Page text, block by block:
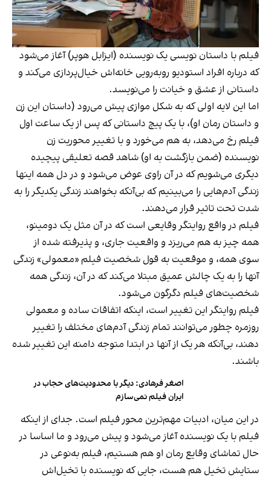
فیلم با داستان نویسی یک نویسنده (ایزابل هوپر) آغاز می‌شود
که درباره افراد استودیو روبه‌رویی خانه‌اش خیال‌پردازی می‌کند و
داستانی از عشق و خیانت را می‌نویسد.
اما این لایه اولی که به شکل موازی پیش می‌رود (داستان این زن
و داستان رمان او)، با یک پیچ داستانی که پس از یک ساعت اول
فیلم رخ می‌دهد، به هم می‌خورد و با تغییر محوریت زن
نویسنده (ضمن بازگشت به او) شاهد قصه تعلیقی پیچیده
دیگری می‌شویم که در آن راوی عوض می‌شود و در دل همه اینها
زندگی آدم‌هایی را می‌بینیم که بی‌آنکه بخواهند زندگی یکدیگر را به
شدت تحت تاثیر قرار می‌دهند.
فیلم در واقع روایتگر وقایعی است که در آن مثل یک دومینو،
همه چیز به هم می‌ریزد و واقعیت جاری، و پذیرفته شده از
سوی همه، و موقعیت به قول شخصیت فیلم «معمولی» زندگی
آنها را به یک چالش عمیق مبتلا می‌کند که در آن، زندگی همه
شخصیت‌های فیلم دگرگون می‌شود.
فیلم روایتگر این تغییر است، اینکه اتفاقات ساده و معمولی
روزمره چطور می‌توانند تمام زندگی آدم‌های مختلف را تغییر
دهند، بی‌آنکه هر یک از آنها در ابتدا متوجه دامنه این تغییر شده
باشند.
اصغر فرهادی: دیگر با محدودیت‌های حجاب در
ایران فیلم نمی‌سازم
در این میان، ادبیات مهم‌ترین محور فیلم است. جدای از اینکه
فیلم با یک نویسنده آغاز می‌شود و پیش می‌رود و ما اساسا در
حال تماشای وقایع رمان او هم هستیم، فیلم به‌نوعی در
ستایش تخیل هم هست، جایی که نویسنده با تخیل‌اش